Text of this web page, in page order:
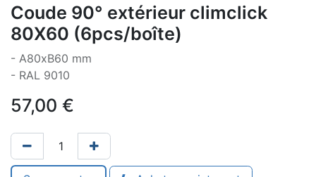
Coude 90° extérieur climclick
80X60 (6pcs/boîte)
- A80xB60 mm
- RAL 9010
57,00 €